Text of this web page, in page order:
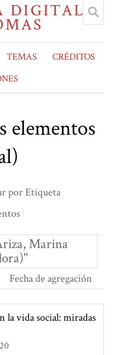
TEMAS
CRÉDITOS
elementos
por Etiqueta
Marina
Fecha de agregación
la vida social: miradas